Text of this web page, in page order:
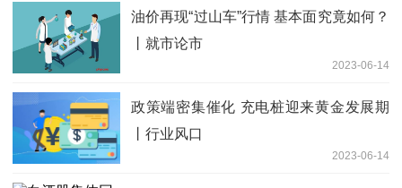
油价再现“过山车”行情 基本面究竟如何？
丨就市论市
2023-06-14
政策端密集催化 充电桩迎来黄金发展期
丨行业风口
2023-06-14